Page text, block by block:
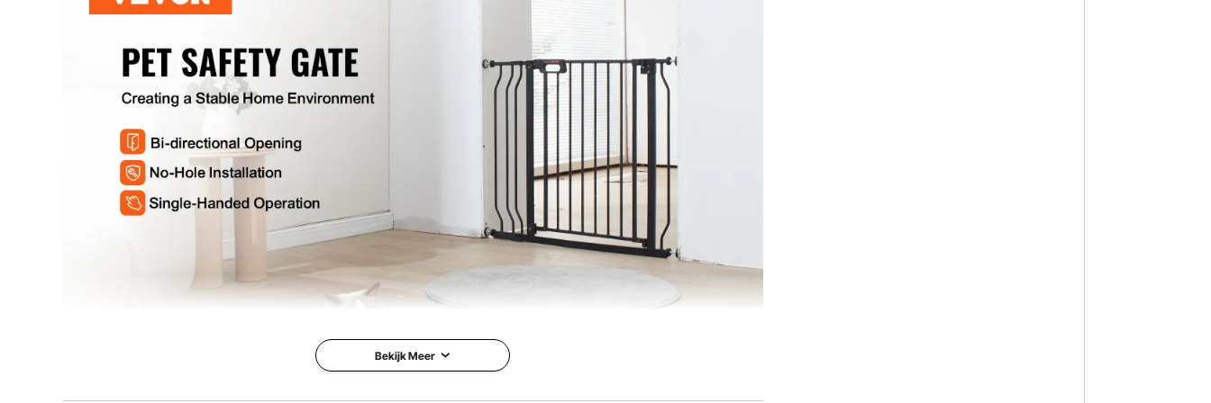
Nettogewicht 4,2 kg
Vergrendelingsgreep tongstructuur met dubbele vergrendeling, ABS
Staafafstand
> 21 inch / 533 mm
> 20 kg
33 lbs / 15 kg
Bekijk Meer